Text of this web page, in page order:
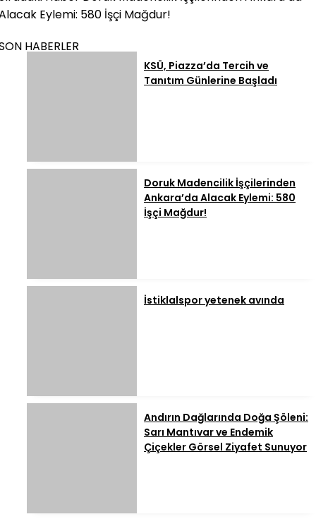
Eylemi: 580 İşçi Mağdur!
HABERLER
KSÜ, Piazza’da Tercih ve
Tanıtım Günlerine Başladı
Doruk Madencilik İşçilerinden
Ankara’da Alacak Eylemi: 580
İşçi Mağdur!
İstiklalspor yetenek avında
Andırın Dağlarında Doğa Şöleni:
Sarı Mantıvar ve Endemik
Çiçekler Görsel Ziyafet Sunuyor